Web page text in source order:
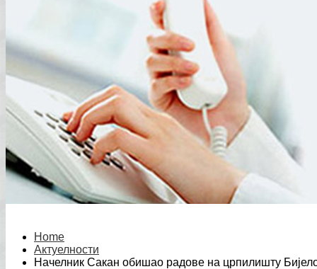
Home
Актуелности
Начелник Сакан обишао радове на црпилишту